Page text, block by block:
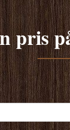
pris